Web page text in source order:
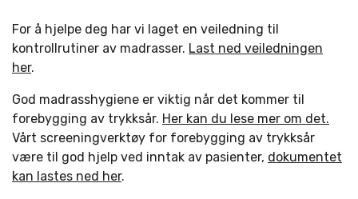
For å hjelpe deg har vi laget en veiledning til
kontrollrutiner av madrasser. Last ned veiledningen
her.
God madrasshygiene er viktig når det kommer til
forebygging av trykksår. Her kan du lese mer om det.
Vårt screeningverktøy for forebygging av trykksår
være til god hjelp ved inntak av pasienter, dokumentet
kan lastes ned her.